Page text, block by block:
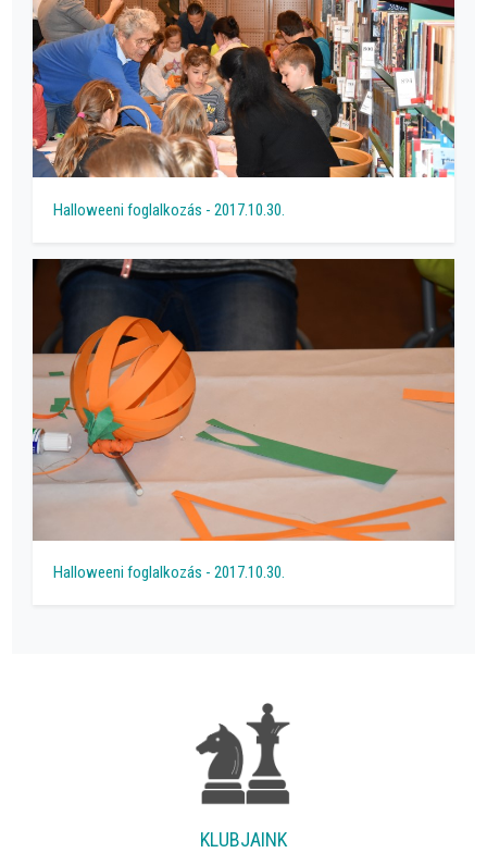
Halloweeni foglalkozás - 2017.10.30.
Halloweeni foglalkozás - 2017.10.30.
KLUBJAINK